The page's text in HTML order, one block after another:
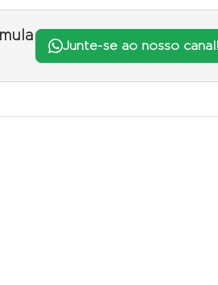
Junte-se ao nosso canal!